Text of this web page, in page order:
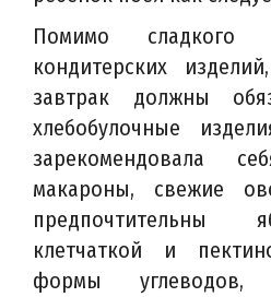
Помимо сладкого
кондитерских
завтрак должны
хлебобулочные
зарекомендовала
макароны, свежие
предпочтительны
клетчаткой и
формы углеводов,